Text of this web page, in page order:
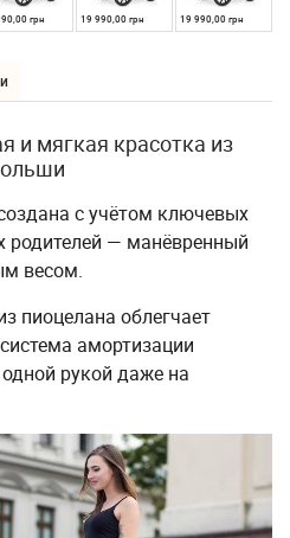
грн 19 990,00 грн 19 990,00 грн
и мягкая красотка из
с учётом ключевых
родителей — манёвренный
весом.
пиоцелана облегчает
амортизации
рукой даже на